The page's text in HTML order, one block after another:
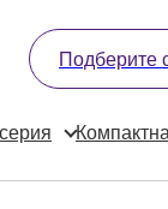
Подберите